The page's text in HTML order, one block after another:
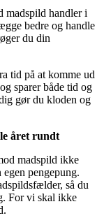
madspild handler i
bedre og handle
du din
tid på at komme ud
sparer både tid og
gør du kloden og
året rundt
madspild ikke
pengepung.
så du
For vi skal ikke